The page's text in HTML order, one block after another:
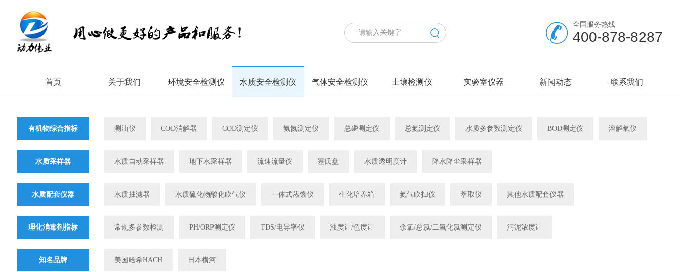
全国服务热线
400-878-8287
首页 关于我们 环境安全检测仪 水质安全检测仪 气体安全检测仪 土壤检测仪 实验室仪器 新闻动态 联系我们
有机物综合指标 测油仪 COD消解器 COD测定仪 氨氮测定仪 总磷测定仪 总氮测定仪 水质多参数测定仪 BOD测定仪 溶解氧仪
水质采样器 水质自动采样器 地下水采样器 流速流量仪 塞氏盘 水质透明度计 降水降尘采样器
水质配套仪器 水质抽滤器 水质硫化物酸化吹气仪 一体式蒸馏仪 生化培养箱 氮气吹扫仪 萃取仪 其他水质配套仪器
理化消毒剂指标 常规多参数检测 PH/ORP测定仪 TDS/电导率仪 浊度计/色度计 余氯/总氯/二氧化氯测定仪 污泥浓度计
知名品牌 美国哈希HACH 日本横河